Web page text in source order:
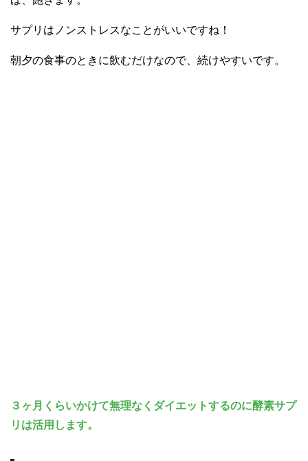
サプリはノンストレスなことがいいですね！
朝夕の食事のときに飲むだけなので、続けやすいです。
３ヶ月くらいかけて無理なくダイエットするのに酵素サプ
リは活用します。